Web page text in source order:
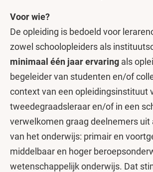
Voor wie?
De opleiding is bedoeld voor
zowel schoolopleiders als
minimaal één jaar ervaring als
begeleider van studenten en/of
context van een opleidingsinstituut
tweedegraadsleraar en/of in een
verwelkomen graag deelnemers uit
van het onderwijs: primair en
middelbaar en hoger
wetenschappelijk onderwijs. Dat